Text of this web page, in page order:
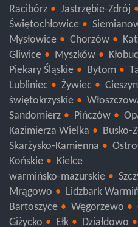
Zawiercie
Będzin Żory
Racibórz
Jastrzębie-Zdrój
Świętochłowice
Mysłowice
Chorzów
Gliwice
Myszków
Piekary Śląskie
Bytom
Lubliniec
Żywiec Cieszyn
świętokrzyskie
Sandomierz
Pińczów
Kazimierza Wielka
Busko-
Skarżysko-Kamienna
Końskie
Kielce
warmińsko-mazurskie
Mrągowo
Lidzbark
Bartoszyce
Węgorzewo